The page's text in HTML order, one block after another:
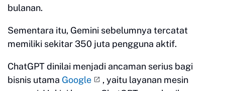
bulanan.
Sementara itu, Gemini sebelumnya tercatat
memiliki sekitar 350 juta pengguna aktif.
ChatGPT dinilai menjadi ancaman serius bagi
bisnis utama Google
, yaitu layanan mesin